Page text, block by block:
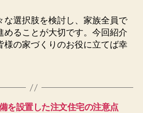
な選択肢を検討し、家族全員で
めることが大切です。今回紹介
様の家づくりのお役に立てば幸
を設置した注文住宅の注意点